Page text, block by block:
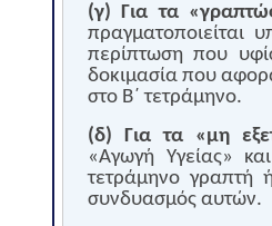
(γ) Για τα
πραγματοποιείται
περίπτωση που
δοκιμασία που
στο Β΄ τετράμηνο.
(δ) Για τα «μη
«Αγωγή Υγείας»
τετράμηνο γραπτή
συνδυασμός αυτών.